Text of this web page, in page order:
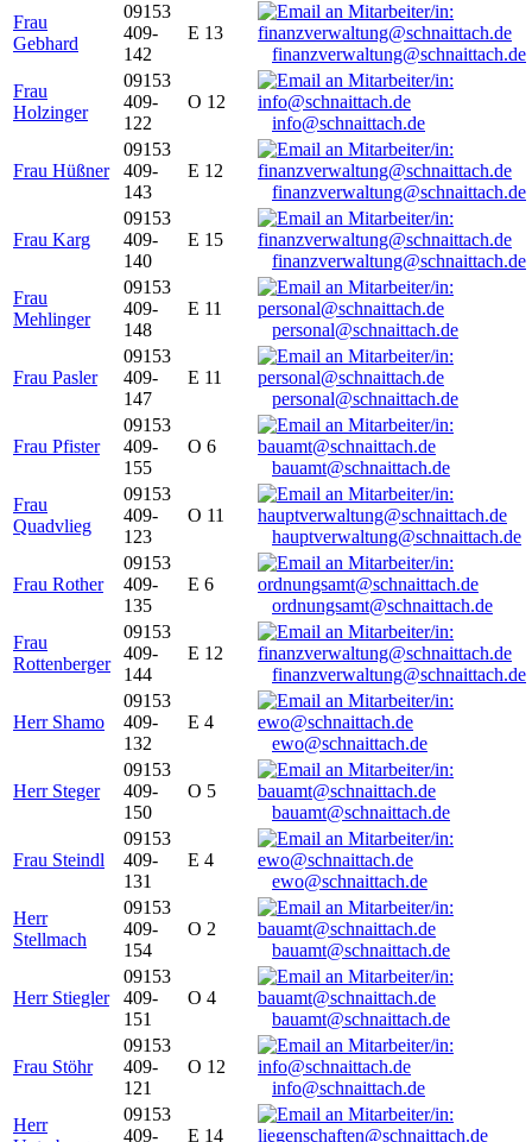
Frau
Gebhard
09153
409-
142
E 13
finanzverwaltung@schnaittach.de
Frau
Holzinger
09153
409-
122
O 12
info@schnaittach.de
Frau Hüßner
09153
409-
143
E 12
finanzverwaltung@schnaittach.de
Frau Karg
09153
409-
140
E 15
finanzverwaltung@schnaittach.de
Frau
Mehlinger
09153
409-
148
E 11
personal@schnaittach.de
Frau Pasler
09153
409-
147
E 11
personal@schnaittach.de
Frau Pfister
09153
409-
155
O 6
bauamt@schnaittach.de
Frau
Quadvlieg
09153
409-
123
O 11
hauptverwaltung@schnaittach.de
Frau Rother
09153
409-
135
E 6
ordnungsamt@schnaittach.de
Frau
Rottenberger
09153
409-
144
E 12
finanzverwaltung@schnaittach.de
Herr Shamo
09153
409-
132
E 4
ewo@schnaittach.de
Herr Steger
09153
409-
150
O 5
bauamt@schnaittach.de
Frau Steindl
09153
409-
131
E 4
ewo@schnaittach.de
Herr
Stellmach
09153
409-
154
O 2
bauamt@schnaittach.de
Herr Stiegler
09153
409-
151
O 4
bauamt@schnaittach.de
Frau Stöhr
09153
409-
121
O 12
info@schnaittach.de
Herr
09153
409-
E 14